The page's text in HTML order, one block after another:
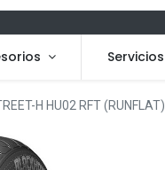
Servicios
H HU02 RFT (RUNFLAT)